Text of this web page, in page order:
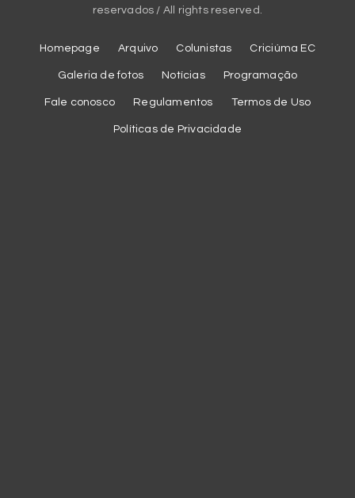
reservados / All rights reserved.
Homepage Arquivo Colunistas Criciúma EC
Galeria de fotos Notícias Programação
Fale conosco Regulamentos Termos de Uso
Políticas de Privacidade